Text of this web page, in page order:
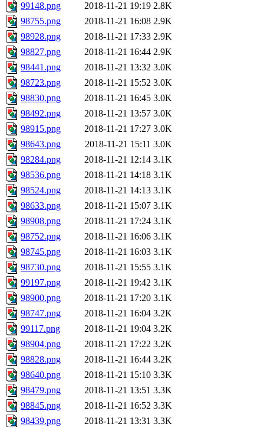
99148.png 2018-11-21 19:19 2.8K
98755.png
2018-11-21 16:08 2.9K
98928.png
2018-11-21 17:33 2.9K
98827.png
2018-11-21 16:44 2.9K
98441.png
2018-11-21 13:32 3.0K
98723.png
2018-11-21 15:52 3.0K
98830.png
2018-11-21 16:45 3.0K
98492.png
2018-11-21 13:57 3.0K
98915.png
2018-11-21 17:27 3.0K
98643.png
2018-11-21 15:11 3.0K
98284.png
2018-11-21 12:14 3.1K
98536.png
2018-11-21 14:18 3.1K
98524.png
2018-11-21 14:13 3.1K
98633.png
2018-11-21 15:07 3.1K
98908.png
2018-11-21 17:24 3.1K
98752.png
2018-11-21 16:06 3.1K
98745.png
2018-11-21 16:03 3.1K
98730.png
2018-11-21 15:55 3.1K
99197.png
2018-11-21 19:42 3.1K
98900.png
2018-11-21 17:20 3.1K
98747.png
2018-11-21 16:04 3.2K
99117.png
2018-11-21 19:04 3.2K
98904.png
2018-11-21 17:22 3.2K
98828.png
2018-11-21 16:44 3.2K
98640.png
2018-11-21 15:10 3.3K
98479.png
2018-11-21 13:51 3.3K
98845.png
2018-11-21 16:52 3.3K
98439.png
2018-11-21 13:31 3.3K